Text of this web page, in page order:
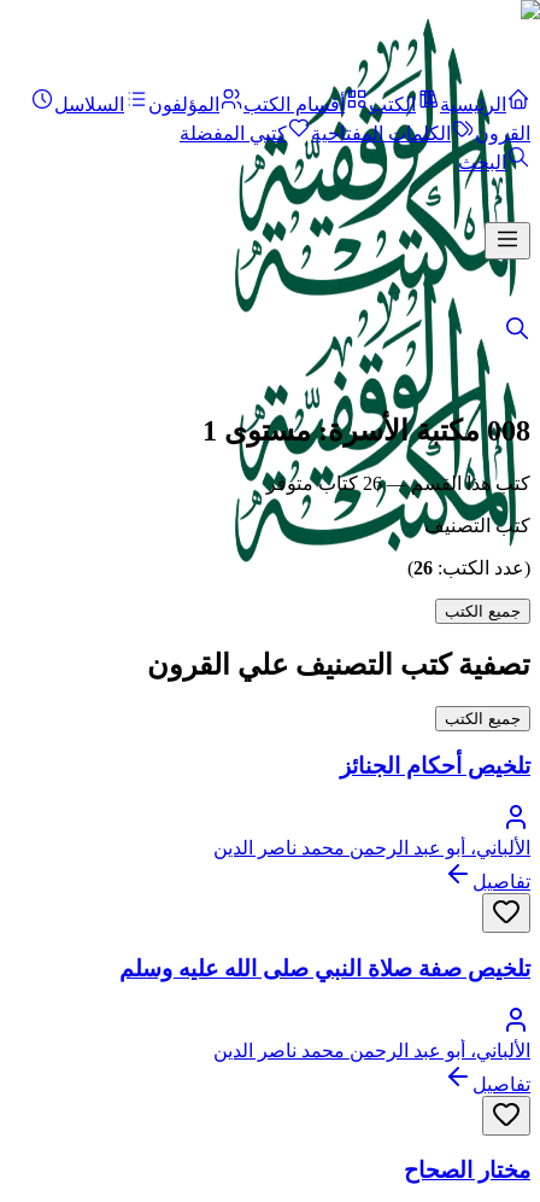
الرئيسية الكتب أقسام الكتب المؤلفون
السلاسل
القرون
الكلمات المفتاحية
كتبي المفضلة
البحث
008 مكتبة الأسرة: مستوى 1
كتب هذا القسم — 26 كتاب متوفر
كتب التصنيف
(عدد الكتب: 26
)
جميع الكتب
تصفية كتب التصنيف علي القرون
جميع الكتب
تلخيص أحكام الجنائز
الألباني، أبو عبد الرحمن محمد ناصر الدين
تفاصيل
تلخيص صفة صلاة النبي صلى الله عليه وسلم
الألباني، أبو عبد الرحمن محمد ناصر الدين
تفاصيل
مختار الصحاح